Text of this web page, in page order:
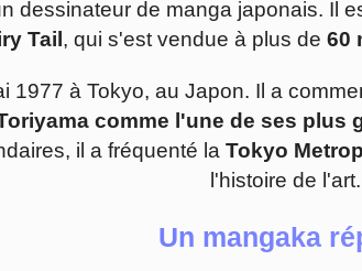
dessinateur de manga japonais. Il
Tail , qui s'est vendue à plus de 60
1977 à Tokyo, au Japon. Il a
comme l'une de ses plus
il a fréquenté la Tokyo
l'histoire de l'art.
Un mangaka